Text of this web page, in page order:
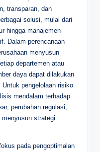
transparan, dan
solusi, mulai dari
hingga manajemen
Dalam perencanaan
menyusun
departemen atau
daya dapat dilakukan
pengelolaan risiko
mendalam terhadap
perubahan regulasi,
strategi
pada pengoptimalan